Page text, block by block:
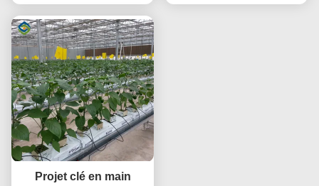
nécessaire
Projet clé en main